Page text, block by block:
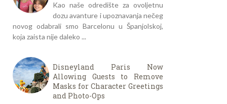
Kao naše odredište za ovoljetnu
dozu avanture i upoznavanja nečeg
novog odabrali smo Barcelonu u Španjolskoj,
koja zaista nije daleko ...
Disneyland Paris Now
Allowing Guests to Remove
Masks for Character Greetings
and Photo-Ops